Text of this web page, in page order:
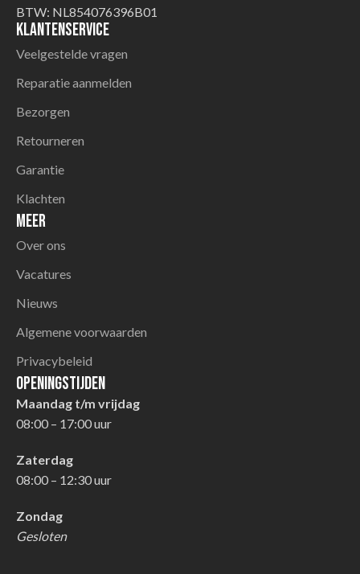
BTW: NL854076396B01
Klantenservice
Veelgestelde vragen
Reparatie aanmelden
Bezorgen
Retourneren
Garantie
Klachten
Meer
Over ons
Vacatures
Nieuws
Algemene voorwaarden
Privacybeleid
Openingstijden
Maandag t/m vrijdag
08:00 – 17:00 uur
Zaterdag
08:00 – 12:30 uur
Zondag
Gesloten